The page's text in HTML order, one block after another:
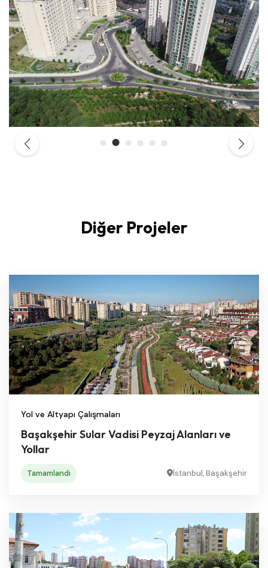
Diğer Projeler
Yol ve Altyapı Çalışmaları
Başakşehir Sular Vadisi Peyzaj Alanları ve
Yollar
Tamamlandı İstanbul, Başakşehir